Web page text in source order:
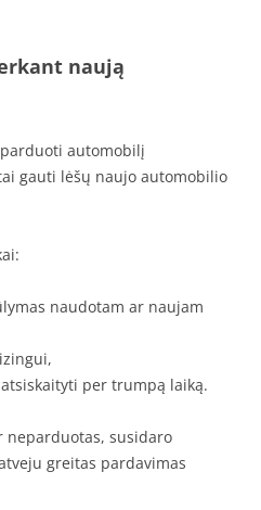
naują
automobilį
gauti lėšų naujo automobilio
naudotam ar naujam
per trumpą laiką.
neparduotas, susidaro
greitas pardavimas